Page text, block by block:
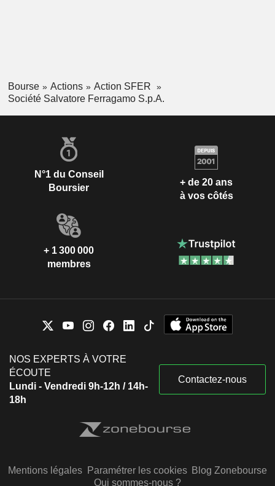
Bourse Actions
Action SFER
Société Salvatore Ferragamo S.p.A.
N°1 du Conseil
Boursier
+ de 20 ans
à vos côtés
+ 1 300 000
membres
NOS EXPERTS À VOTRE
ÉCOUTE
Lundi - Vendredi 9h-12h / 14h-
18h
Contactez-nous
Mentions légales Paramétrer les cookies Blog Zonebourse
Qui sommes-nous ?